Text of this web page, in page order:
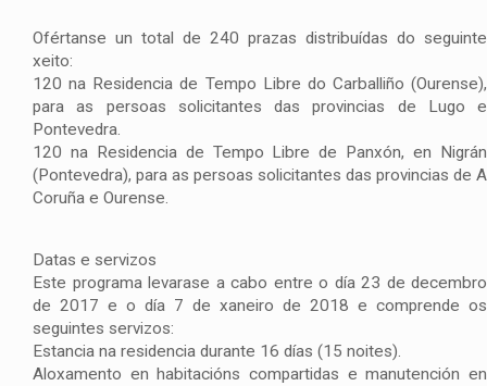
Ofértanse un total de 240 prazas distribuídas do seguinte
xeito:
120 na Residencia de Tempo Libre do Carballiño (Ourense),
para as persoas solicitantes das provincias de Lugo e
Pontevedra.
120 na Residencia de Tempo Libre de Panxón, en Nigrán
(Pontevedra), para as persoas solicitantes das provincias de A
Coruña e Ourense.
Datas e servizos
Este programa levarase a cabo entre o día 23 de decembro
de 2017 e o día 7 de xaneiro de 2018 e comprende os
seguintes servizos:
Estancia na residencia durante 16 días (15 noites).
Aloxamento en habitacións compartidas e manutención en